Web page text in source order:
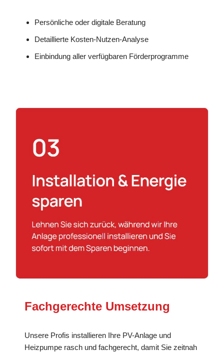
Persönliche oder digitale Beratung
Detaillierte Kosten-Nutzen-Analyse
Einbindung aller verfügbaren Förderprogramme
Fachgerechte Umsetzung
Unsere Profis installieren Ihre PV-Anlage und
Heizpumpe rasch und fachgerecht, damit Sie zeitnah